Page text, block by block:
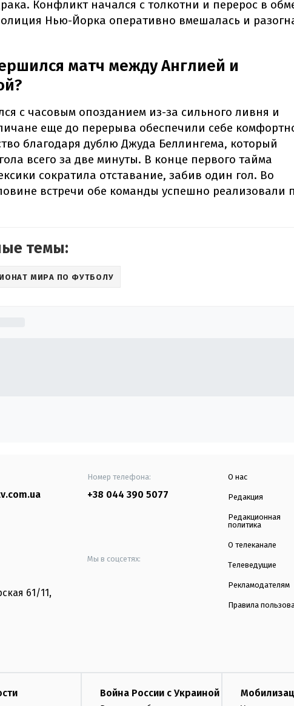
Конфликт начался с толкотни и перерос в
Нью-Йорка оперативно вмешалась и
матч между Англией и
с часовым опозданием из-за сильного ливня и
еще до перерыва обеспечили себе
благодаря дублю Джуда Беллингема, который
всего за две минуты. В конце первого тайма
сократила отставание, забив один гол. Во
встречи обе команды успешно реализовали
темы:
МИРА ПО ФУТБОЛУ
Номер телефона:
+38 044 390 5077
61/11,
Мы в соцсетях:
О нас
Редакция
Редакционная
политика
О телеканале
Телеведущие
Рекламодателям
Правила
Война России с Украиной